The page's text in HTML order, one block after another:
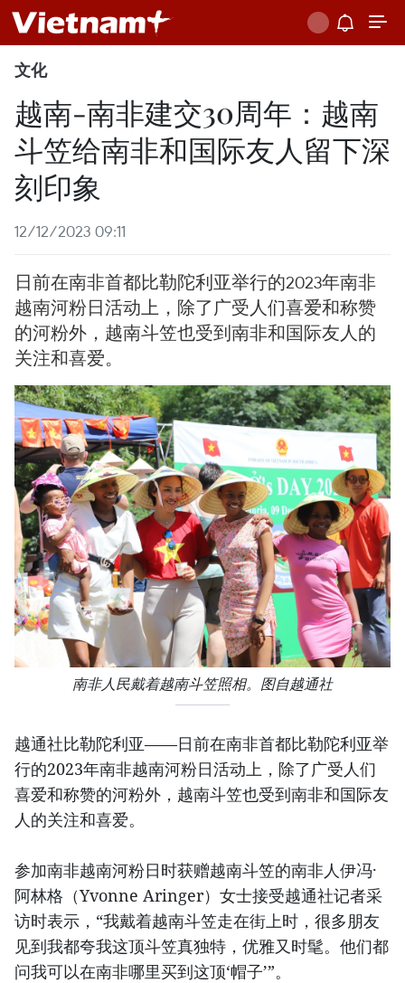
文化
越南-南非建交30周年：越南
斗笠给南非和国际友人留下深
刻印象
12/12/2023 09:11
日前在南非首都比勒陀利亚举行的2023年南非
越南河粉日活动上，除了广受人们喜爱和称赞
的河粉外，越南斗笠也受到南非和国际友人的
关注和喜爱。
南非人民戴着越南斗笠照相。图自越通社
越通社比勒陀利亚——日前在南非首都比勒陀利亚举
行的2023年南非越南河粉日活动上，除了广受人们
喜爱和称赞的河粉外，越南斗笠也受到南非和国际友
人的关注和喜爱。
参加南非越南河粉日时获赠越南斗笠的南非人伊冯·
阿林格（Yvonne Aringer）女士接受越通社记者采
访时表示，“我戴着越南斗笠走在街上时，很多朋友
见到我都夸我这顶斗笠真独特，优雅又时髦。他们都
问我可以在南非哪里买到这顶‘帽子’”。